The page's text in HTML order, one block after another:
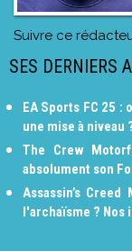
Suivre ce
SES DERNIERS
EA Sports FC 25 :
une mise à niveau
The Crew
absolument son
Assassin’s
l'archaïsme ? Nos